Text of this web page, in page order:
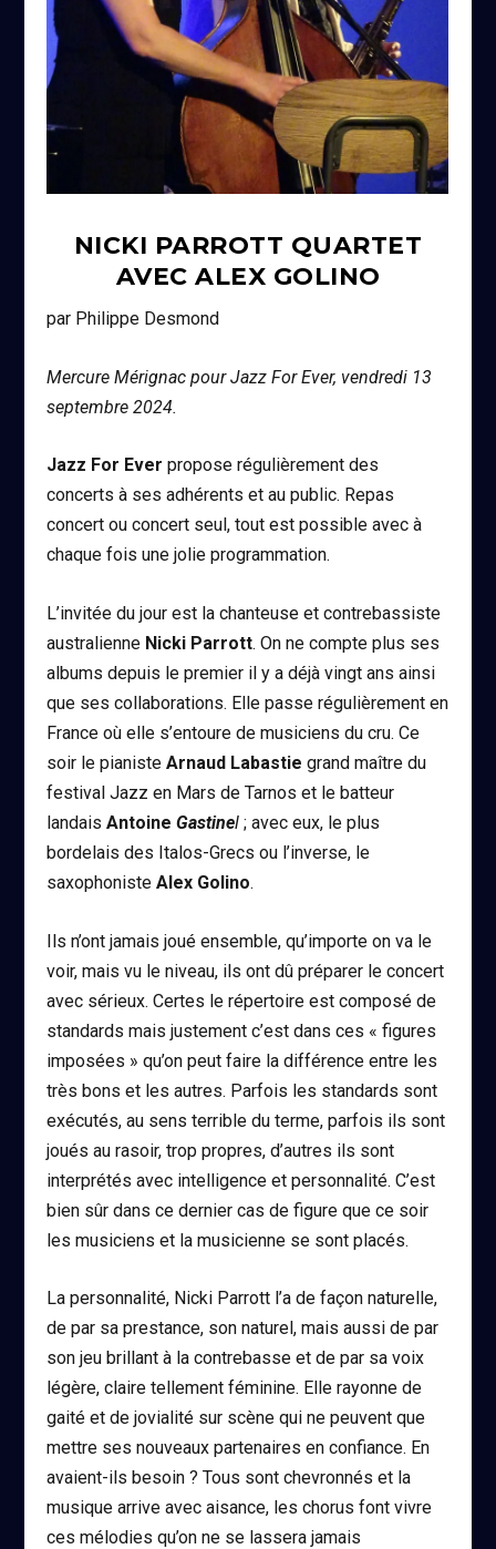
NICKI PARROTT QUARTET
AVEC ALEX GOLINO
par Philippe Desmond
Mercure Mérignac pour Jazz For Ever, vendredi 13
septembre 2024.
Jazz For Ever propose régulièrement des
concerts à ses adhérents et au public. Repas
concert ou concert seul, tout est possible avec à
chaque fois une jolie programmation.
L’invitée du jour est la chanteuse et contrebassiste
australienne Nicki Parrott. On ne compte plus ses
albums depuis le premier il y a déjà vingt ans ainsi
que ses collaborations. Elle passe régulièrement en
France où elle s’entoure de musiciens du cru. Ce
soir le pianisteArnaud Labastie grand maître du
festival Jazz en Mars de Tarnos et le batteur
landaisAntoineGastinel ; avec eux, le plus
bordelais des Italos-Grecs ou l’inverse, le
saxophonisteAlex Golino.
Ils n’ont jamais joué ensemble, qu’importe on va le
voir, mais vu le niveau, ils ont dû préparer le concert
avec sérieux. Certes le répertoire est composé de
standards mais justement c’est dans ces « figures
imposées » qu’on peut faire la différence entre les
très bons et les autres. Parfois les standards sont
exécutés, au sens terrible du terme, parfois ils sont
joués au rasoir, trop propres, d’autres ils sont
interprétés avec intelligence et personnalité. C’est
bien sûr dans ce dernier cas de figure que ce soir
les musiciens et la musicienne se sont placés.
La personnalité, Nicki Parrott l’a de façon naturelle,
de par sa prestance, son naturel, mais aussi de par
son jeu brillant à la contrebasse et de par sa voix
légère, claire tellement féminine. Elle rayonne de
gaité et de jovialité sur scène qui ne peuvent que
mettre ses nouveaux partenaires en confiance. En
avaient-ils besoin ? Tous sont chevronnés et la
musique arrive avec aisance, les chorus font vivre
ces mélodies qu’on ne se lassera jamais